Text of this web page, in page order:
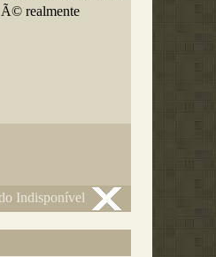
realmente
Indisponível